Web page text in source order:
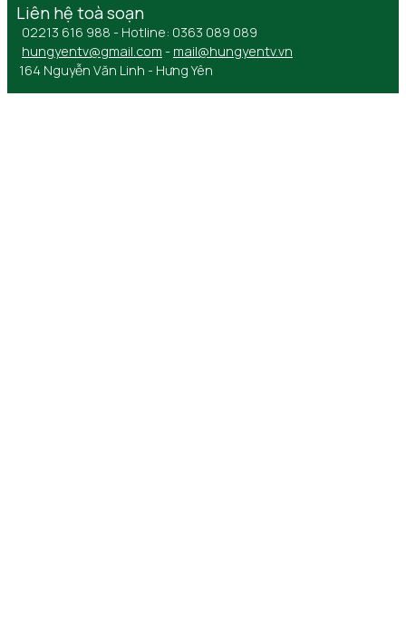
Liên hệ toà soạn
02213 616 988 - Hotline: 0363 089 089
hungyentv@gmail.com - mail@hungyentv.vn
164 Nguyễn Văn Linh - Hưng Yên